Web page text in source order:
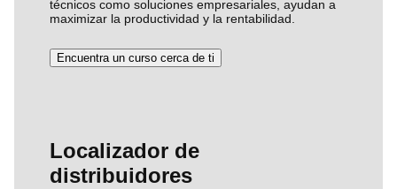
técnicos como soluciones empresariales, ayudan a
maximizar la productividad y la rentabilidad.
Encuentra un curso cerca de ti
Localizador de
distribuidores